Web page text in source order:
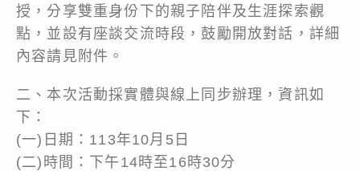
授，分享雙重身份下的親子陪伴及生涯探索觀
點，並設有座談交流時段，鼓勵開放對話，詳細
內容請見附件。
二、本次活動採實體與線上同步辦理，資訊如
下：
(一)日期：113年10月5日
(二)時間：下午14時至16時30分